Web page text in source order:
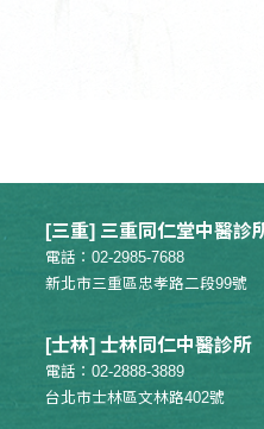
[三重] 三重同仁堂中醫診
電話：02-2985-7688
新北市三重區忠孝路二段99號
[士林] 士林同仁中醫診所
電話：02-2888-3889
台北市士林區文林路402號